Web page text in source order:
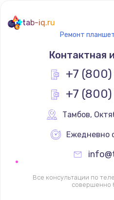
2300
Замена
1340
Ремонт
tab-iq.ru
Ремонт
Контактная
+7
+7
Тамбов,
Ежедневно
Все консультации по
совершенно